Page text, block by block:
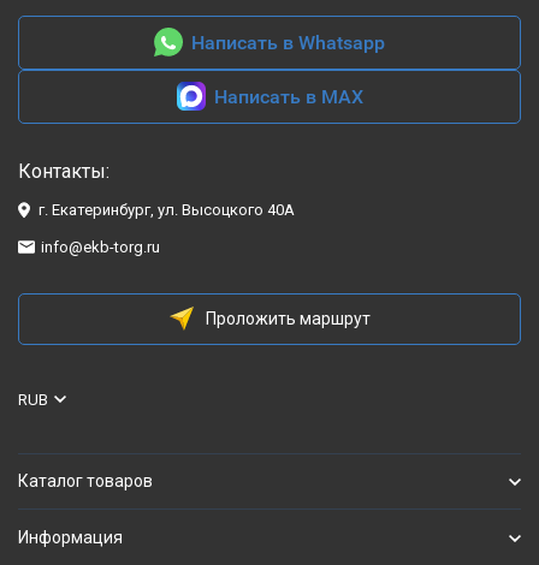
Написать в Whatsapp
Написать в MAX
Контакты:
г. Екатеринбург, ул. Высоцкого 40А
info@ekb-torg.ru
Проложить маршрут
RUB
Каталог товаров
Информация